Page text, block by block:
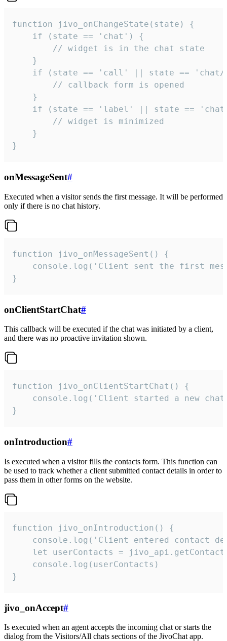
function jivo_onChangeState(state) {
    if (state == 'chat') {
        // widget is in the chat state
    }
if (state == 'call' || state ==
        // callback form is opened
    }
if (state == 'label' || state ==
        // widget is minimized
    }
}
onMessageSent#
Executed when a visitor sends the first message. It will be performed
only if there is no chat history.
function jivo_onMessageSent() {
console.log('Client sent the first
}
onClientStartChat#
This callback will be executed if the chat was initiated by a client,
and there was no proactive invitation shown.
function jivo_onClientStartChat() {
console.log('Client started a new
}
onIntroduction#
Is executed when a visitor fills the contacts form. This function can
be used to track whether a client submitted contact details in order to
pass them in other forms on the website.
function jivo_onIntroduction() {
console.log('Client entered contact
let userContacts =
    console.log(userContacts)
}
jivo_onAccept#
Is executed when an agent accepts the incoming chat or starts the
dialog from the Visitors/All chats sections of the JivoChat app.